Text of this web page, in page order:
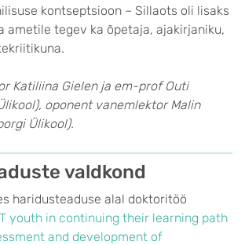
kontseptsioon – Sillaots oli lisaks
ametile tegev ka õpetaja, ajakirjaniku,
Katiliina Gielen ja em-prof Outi
oponent vanemlektor Malin
Ülikool).
valdkond
haridusteaduse alal doktoritöö
youth in continuing their learning path
and development of